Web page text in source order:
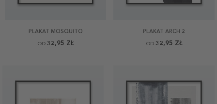
PLAKAT MOSQUITO
OD 32,95 ZŁ
PLAKAT ARCH 2
OD 32,95 ZŁ